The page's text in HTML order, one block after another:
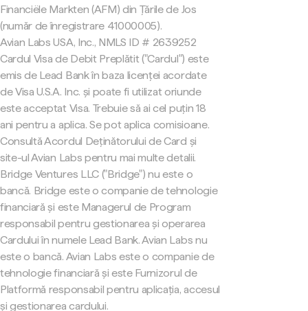
Financiële Markten (AFM) din Țările de Jos
(număr de înregistrare 41000005).
Avian Labs USA, Inc., NMLS ID # 2639252
Cardul Visa de Debit Preplătit ("Cardul") este
emis de Lead Bank în baza licenței acordate
de Visa U.S.A. Inc. și poate fi utilizat oriunde
este acceptat Visa. Trebuie să ai cel puțin 18
ani pentru a aplica. Se pot aplica comisioane.
Consultă Acordul Deținătorului de Card și
site-ul Avian Labs pentru mai multe detalii.
Bridge Ventures LLC ("Bridge") nu este o
bancă. Bridge este o companie de tehnologie
financiară și este Managerul de Program
responsabil pentru gestionarea și operarea
Cardului în numele Lead Bank. Avian Labs nu
este o bancă. Avian Labs este o companie de
tehnologie financiară și este Furnizorul de
Platformă responsabil pentru aplicația, accesul
și gestionarea cardului.